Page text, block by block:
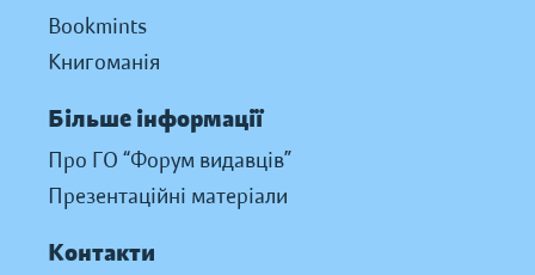
Bookmints
Книгоманія
Більше інформації
Про ГО “Форум видавців”
Презентаційні матеріали
Контакти